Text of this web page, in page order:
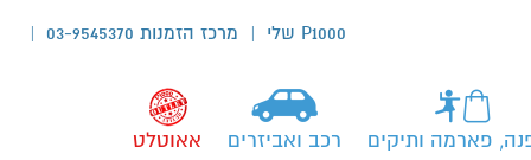
P1000 שלי מרכז הזמנות 03-9545370
פארמה ותיקים רכב ואביזרים אאוטלט